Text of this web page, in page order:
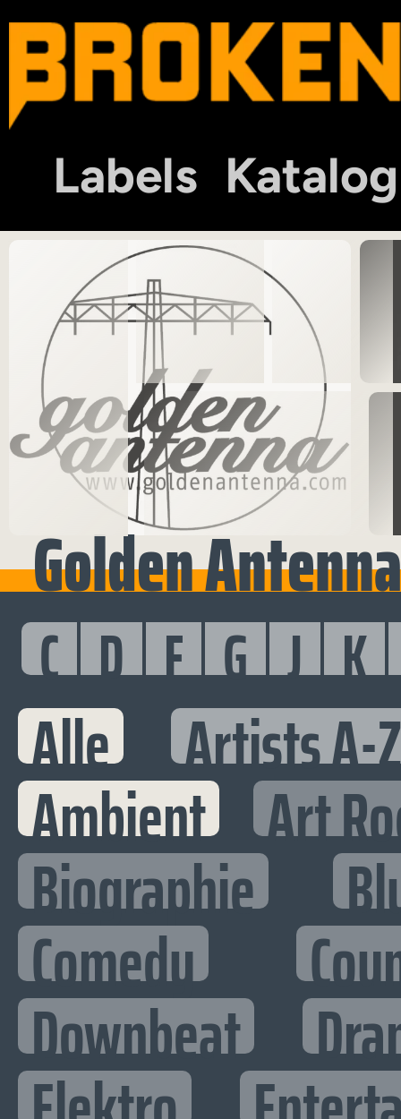
Labels Katalog
Golden
C D F G J K
Alle Artists A-Z
Ambient Art
Biographie
Comedy
Downbeat